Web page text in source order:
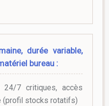
durée variable,
bureau :
24/7 critiques, accès
(profil stocks rotatifs)